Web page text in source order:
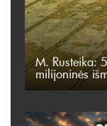
M. Rusteika:
milijoninės